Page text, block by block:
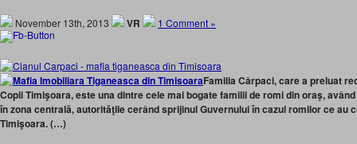
November 13th, 2013 VR 1 Comment »
Familia Cârpaci, care a preluat
Copii Timişoara, este una dintre cele mai bogate familii de romi din oraş,
în zona centrală, autorităţile cerând sprijinul Guvernului în cazul romilor ce au
Timişoara. (…)